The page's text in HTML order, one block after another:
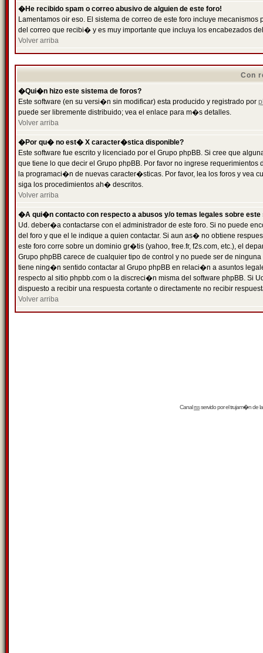
�He recibido spam o correo abusivo de alguien de este foro!
Lamentamos oir eso. El sistema de correo de este foro incluye
del correo que recibi� y es muy importante que incluya los encabezados
Volver arriba
Con
�Qui�n hizo este sistema de foros?
Este software (en su versi�n sin modificar) esta producido y registrado por
puede ser libremente distribuido; vea el enlace para m�s detalles.
Volver arriba
�Por qu� no est� X caracter�stica disponible?
Este software fue escrito y licenciado por el Grupo phpBB. Si cree que
que tiene lo que decir el Grupo phpBB. Por favor no ingrese
la programaci�n de nuevas caracter�sticas. Por favor, lea los foros y vea
siga los procedimientos ah� descritos.
Volver arriba
�A qui�n contacto con respecto a abusos y/o temas legales sobre este
Ud. deber�a contactarse con el administrador de este foro. Si no puede
del foro y que el le indique a quien contactar. Si aun as� no obtiene
este foro corre sobre un dominio gr�tis (yahoo, free.fr, f2s.com, etc.), el
Grupo phpBB carece de cualquier tipo de control y no puede ser de
tiene ning�n sentido contactar al Grupo phpBB en relaci�n a asuntos
respecto al sitio phpbb.com o la discreci�n misma del software phpBB. Si
dispuesto a recibir una respuesta cortante o directamente no recibir
Volver arriba
Canalrssservido por eltrujam�nde